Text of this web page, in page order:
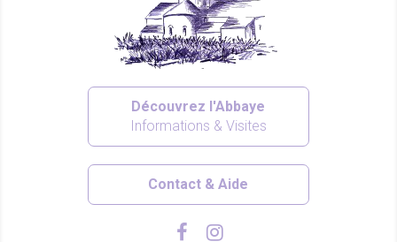
Découvrez l'Abbaye
Informations & Visites
Contact & Aide